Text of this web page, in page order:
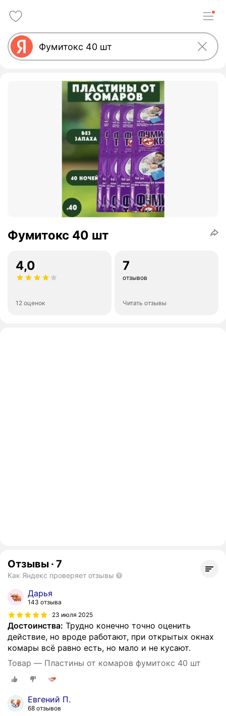
Фумитокс 40 шт
4,0
12 оценок
7
отзывов
Читать отзывы
Отзывы · 7
Как Яндекс проверяет отзывы
Дарья
143 отзыва
23 июля 2025
Достоинства: Трудно конечно точно оценить
действие, но вроде работают, при открытых окнах
комары всё равно есть, но мало и не кусают.
Товар — Пластины от комаров фумитокс 40 шт
Евгений П.
68 отзывов